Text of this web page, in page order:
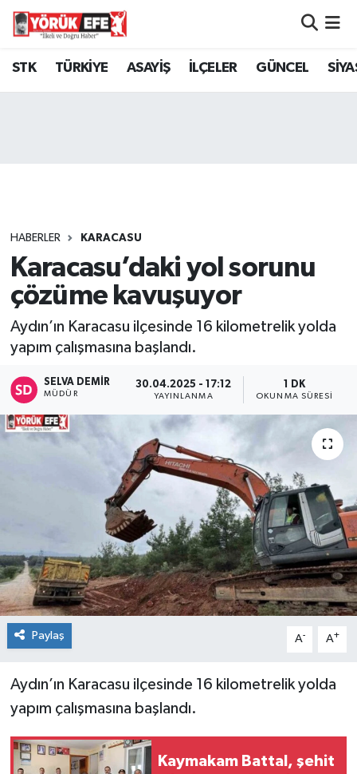
STK TÜRKİYE ASAYİŞ İLÇELER GÜNCEL
HABERLER KARACASU
Karacasu’daki yol sorunu
çözüme kavuşuyor
Aydın’ın Karacasu ilçesinde 16 kilometrelik yolda
yapım çalışmasına başlandı.
SELVA DEMIR
MÜDÜR
30.04.2025 - 17:12
YAYINLANMA
1 DK
OKUNMA SÜRESI
Paylaş A- A+
Aydın’ın Karacasu ilçesinde 16 kilometrelik yolda
yapım çalışmasına başlandı.
Kaymakam Battal, şehit
Aydın Nöbetçi Eczaneler
Tüm Manşetler
Son Dakika Haberleri
Haber Arşivi